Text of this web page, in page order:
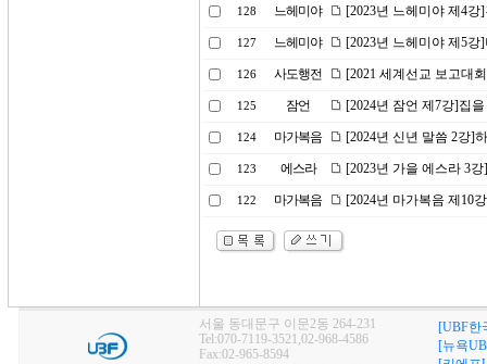
128 느헤미야 [2023년 느헤미야 제4
127 느헤미야 [2023년 느헤미야 제5
126 사도행전 [2021 세계선교 보고대
125 잠언 [2024년 잠언 제7강]집
124 마가복음 [2024년 신년 말씀 2강]
123 에스라 [2023년 가을 에스라 3
122 마가복음 [2024년 마가복음 제10
서울 동대문구 이문2동 264-231
Tel:070-7119-3521,02-968-4586
Fax:02-965-8594
[UBF한
[뉴욕